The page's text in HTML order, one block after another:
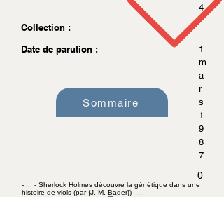
4
Collection :
Date de parution :
1
m
a
r
s
1
9
8
7
0
Sommaire
- ... - Sherlock Holmes découvre la génétique dans une
histoire de viols (par {J.-M. Bader}) - ...